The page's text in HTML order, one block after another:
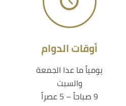
أوقات الدوام
يومياً ما عدا الجمعة
والسبت
9 صباحاً – 5 عصراً